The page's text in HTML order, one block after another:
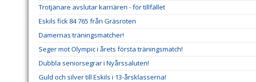
Trotjänare avslutar karriären - för tillfället
Eskils fick 84 765 från Gräsroten
Damernas träningsmatcher!
Seger mot Olympic i årets första träningsmatch!
Dubbla seniorsegrar i Nyårssaluten!
Guld och silver till Eskils i 13-årsklasserna!